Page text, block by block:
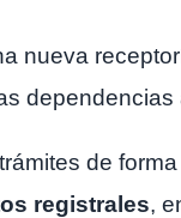
nueva
de
registrales,